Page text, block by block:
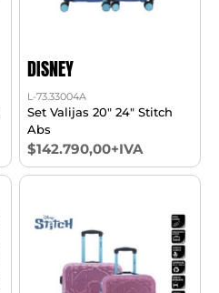
DISNEY
L-73.33004A
Set Valijas 20" 24" Stitch
Abs
$142.790,00+IVA